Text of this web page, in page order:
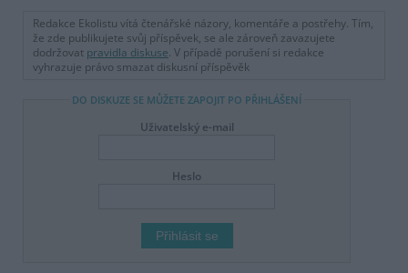
Redakce Ekolistu vítá čtenářské názory, komentáře a postřehy. Tím,
že zde publikujete svůj příspěvek, se ale zároveň zavazujete
dodržovat pravidla diskuse. V případě porušení si redakce
vyhrazuje právo smazat diskusní příspěvěk
DO DISKUZE SE MŮŽETE ZAPOJIT PO PŘIHLÁŠENÍ
Uživatelský e-mail
Heslo